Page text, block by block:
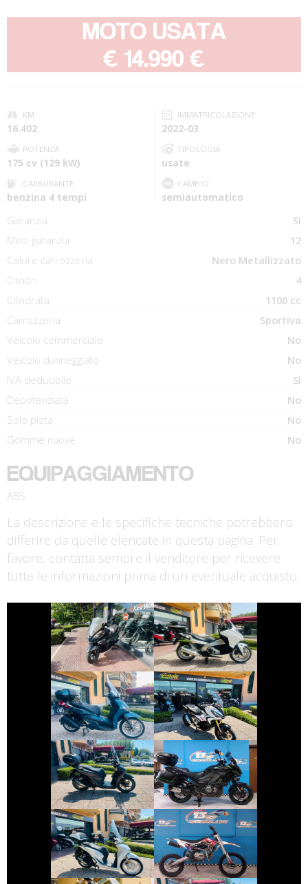
MOTO USATA
€ 14.990 €
KM
16.402
IMMATRICOLAZIONE
2022-03
POTENZA
175 cv (129 kW)
TIPOLOGIA
usate
CARBURANTE
benzina 4 tempi
CAMBIO
semiautomatico
Garanzia
Sì
Mesi garanzia
12
Colore carrozzeria
Nero Metallizzato
Cilindri
4
Cilindrata
1100 cc
Carrozzeria
Sportiva
Veicolo commerciale
No
Veicolo danneggiato
No
IVA deducibile
Sì
Depotenziata
No
Solo pista
No
Gomme nuove
No
EQUIPAGGIAMENTO
ABS
La descrizione e le specifiche tecniche potrebbero
differire da quelle elencate in questa pagina. Per
favore, contatta sempre il venditore per ricevere
tutte le informazioni prima di un eventuale acquisto.
KYMCO
DOWNTOWN
HONDA INTEGRA
PIAGGIO
BEVERLY
€ 3.990 €
HONDA X-ADV
€ 9.999 €
HONDA SH
€ 3.650 €
KAWASAKI
VERSYS
€ 9.990 €
HONDA SH
€ 3.350 €
ALTRA-MARCA
ALTRO-
MODELLO
€ 1.700 €
€ 6.990 € € 5.790 €